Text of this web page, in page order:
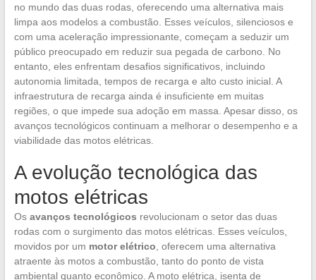
no mundo das duas rodas, oferecendo uma alternativa mais
limpa aos modelos a combustão. Esses veículos, silenciosos e
com uma aceleração impressionante, começam a seduzir um
público preocupado em reduzir sua pegada de carbono. No
entanto, eles enfrentam desafios significativos, incluindo
autonomia limitada, tempos de recarga e alto custo inicial. A
infraestrutura de recarga ainda é insuficiente em muitas
regiões, o que impede sua adoção em massa. Apesar disso, os
avanços tecnológicos continuam a melhorar o desempenho e a
viabilidade das motos elétricas.
A evolução tecnológica das
motos elétricas
Os avanços tecnológicos revolucionam o setor das duas
rodas com o surgimento das motos elétricas. Esses veículos,
movidos por um motor elétrico , oferecem uma alternativa
atraente às motos a combustão, tanto do ponto de vista
ambiental quanto econômico. A moto elétrica, isenta de